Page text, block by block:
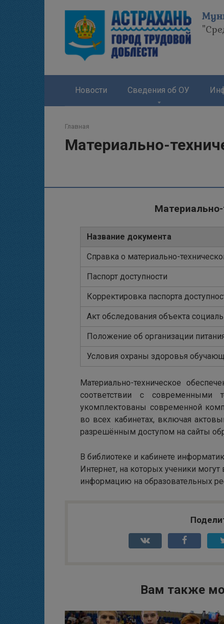
Новости Сведения об ОУ
Главная
Материально-
Название документа
Cправка о материально-
Паспорт доступности
Корректировка паспорта
Акт обследования объекта
Положение об организации
Условия охраны здоровья
Материально-техническое
соответствии с
укомплектованы современной
во всех кабинетах, включая
разрешённым доступом на сайты
В библиотеке и кабинете
Интернет, на которых ученики
информацию на образовательных
Вам также